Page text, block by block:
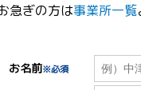
急ぎの方は事業所一覧
お名前※必須